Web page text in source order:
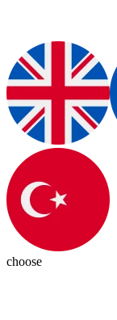
choose